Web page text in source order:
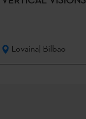
Lovaina| Bilbao